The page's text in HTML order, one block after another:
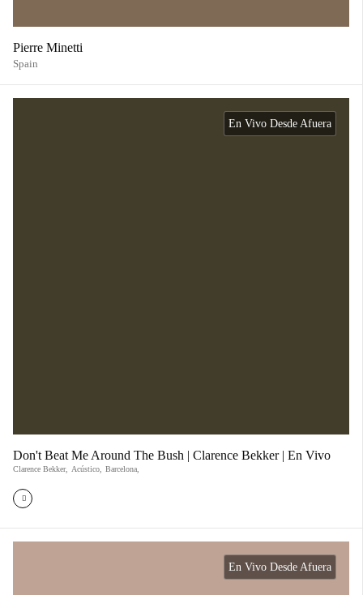
Pierre Minetti
Spain
En Vivo Desde Afuera
Don't Beat Me Around The Bush | Clarence Bekker | En Vivo
Clarence Bekker, Acústico Barcelona,
En Vivo Desde Afuera